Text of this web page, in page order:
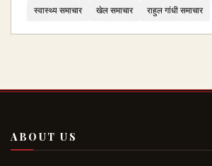
स्वास्थ्य समाचार
खेल समाचार राहुल गांधी समाचार
ABOUT US